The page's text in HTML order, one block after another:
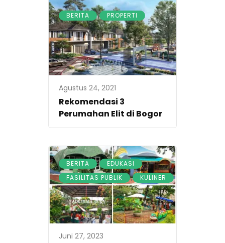
BERITA , PROPERTI
Agustus 24, 2021
Rekomendasi 3
Perumahan Elit di Bogor
BERITA , EDUKASI ,
FASILITAS PUBLIK , KULINER
Juni 27, 2023